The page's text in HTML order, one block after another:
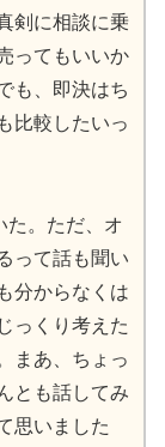
剣に相談に乗
ってもいいか
も、即決はち
比較したいっ
た。ただ、オ
って話も聞い
分からなくは
っくり考えた
まあ、ちょっ
とも話してみ
思いました